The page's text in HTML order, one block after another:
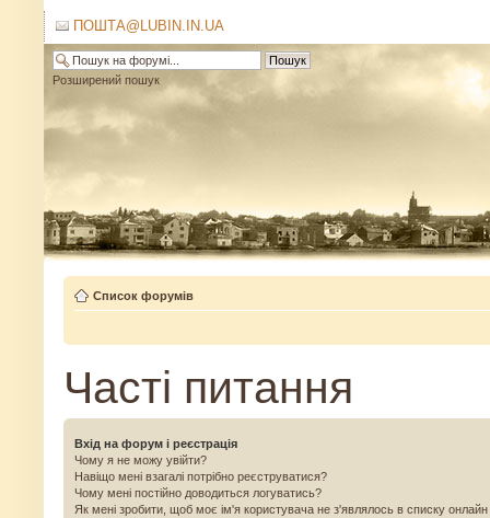
ПОШТА@LUBIN.IN.UA
Розширений пошук
Список форумів
Часті питання
Вхід на форум і реєстрація
Чому я не можу увійти?
Навіщо мені взагалі потрібно реєструватися?
Чому мені постійно доводиться логуватись?
Як мені зробити, щоб моє ім'я користувача не з'являлось в списку онлайн